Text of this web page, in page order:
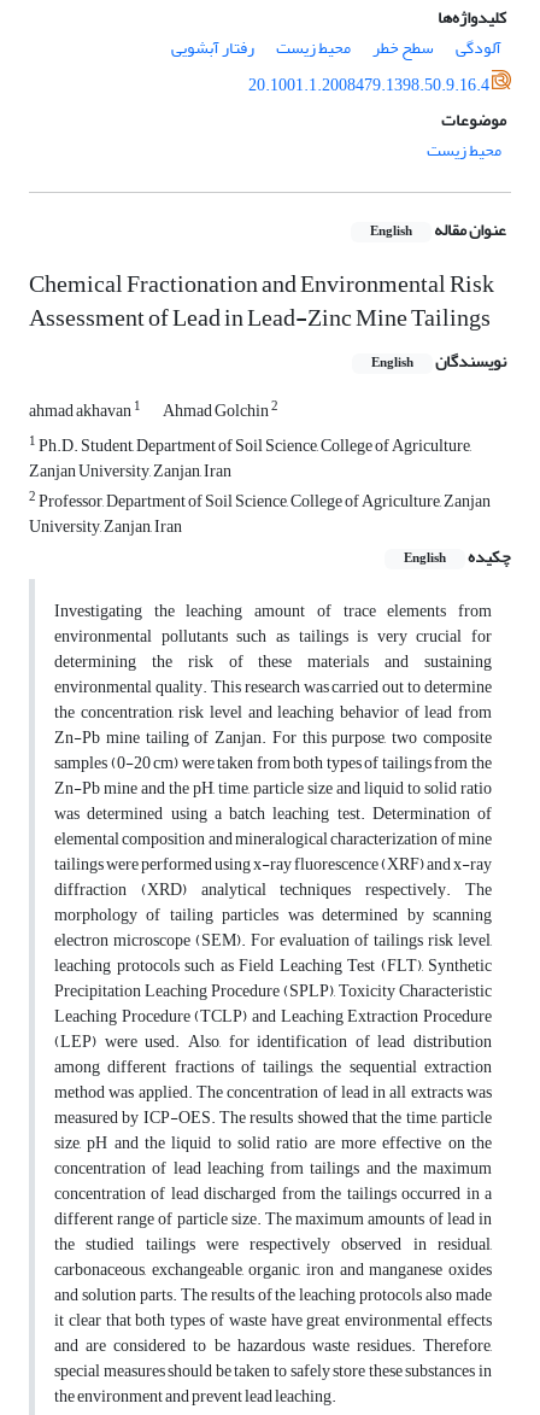
کلیدواژه‌ها
آلودگی
سطح خطر محیط زیست
رفتار آبشویی
20.1001.1.2008479.1398.50.9.16.4
موضوعات
محیط زیست
عنوان مقاله English
Chemical Fractionation and Environmental Risk
Assessment of Lead in Lead-Zinc Mine Tailings
نویسندگان English
ahmad akhavan1 Ahmad Golchin2
1Ph.D. Student, Department of Soil Science, College of Agriculture,
Zanjan University, Zanjan, Iran
2Professor, Department of Soil Science, College of Agriculture, Zanjan
University, Zanjan, Iran
چکیده
English
Investigating the leaching amount of trace elements from
environmental pollutants such as tailings is very crucial for
determining the risk of these materials and sustaining
environmental quality. This research was carried out to determine
the concentration, risk level and leaching behavior of lead from
Zn-Pb mine tailing of Zanjan. For this purpose, two composite
samples (0-20 cm) were taken from both types of tailings from the
Zn-Pb mine and the pH, time, particle size and liquid to solid ratio
was determined using a batch leaching test. Determination of
elemental composition and mineralogical characterization of mine
tailings were performed using x-ray fluorescence (XRF) and x-ray
diffraction (XRD) analytical techniques respectively. The
morphology of tailing particles was determined by scanning
electron microscope (SEM). For evaluation of tailings risk level,
leaching protocols such as Field Leaching Test (FLT), Synthetic
Precipitation Leaching Procedure (SPLP), Toxicity Characteristic
Leaching Procedure (TCLP) and Leaching Extraction Procedure
(LEP) were used. Also, for identification of lead distribution
among different fractions of tailings, the sequential extraction
method was applied. The concentration of lead in all extracts was
measured by ICP-OES. The results showed that the time, particle
size, pH and the liquid to solid ratio are more effective on the
concentration of lead leaching from tailings and the maximum
concentration of lead discharged from the tailings occurred in a
different range of particle size. The maximum amounts of lead in
the studied tailings were respectively observed in residual,
carbonaceous, exchangeable, organic, iron and manganese oxides
and solution parts. The results of the leaching protocols also made
it clear that both types of waste have great environmental effects
and are considered to be hazardous waste residues. Therefore,
special measures should be taken to safely store these substances in
the environment and prevent lead leaching.